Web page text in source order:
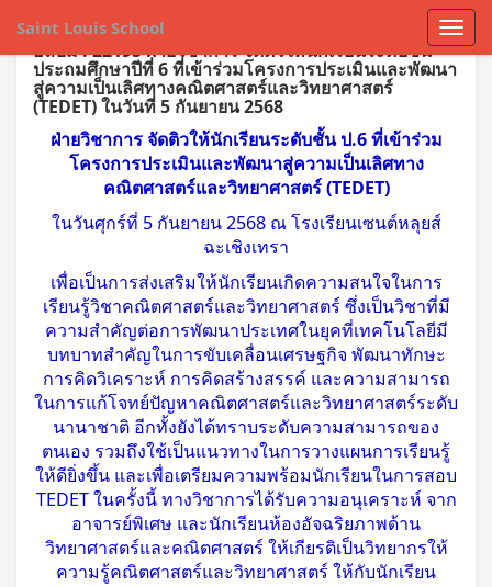
Saint Louis School
อัลบั้ม : 22195 ฝ่ายวิชาการ จัดติวให้นักเรียนระดับชั้น
ประถมศึกษาปีที่ 6 ที่เข้าร่วมโครงการประเมินและพัฒนา
สู่ความเป็นเลิศทางคณิตศาสตร์และวิทยาศาสตร์
(TEDET) ในวันที่ 5 กันยายน 2568
ฝ่ายวิชาการ จัดติวให้นักเรียนระดับชั้น ป.6 ที่เข้าร่วม
โครงการประเมินและพัฒนาสู่ความเป็นเลิศทาง
คณิตศาสตร์และวิทยาศาสตร์ (TEDET)
ในวันศุกร์ที่ 5 กันยายน 2568 ณ โรงเรียนเซนต์หลุยส์
ฉะเชิงเทรา
เพื่อเป็นการส่งเสริมให้นักเรียนเกิดความสนใจในการ
เรียนรู้วิชาคณิตศาสตร์และวิทยาศาสตร์ ซึ่งเป็นวิชาที่มี
ความสำคัญต่อการพัฒนาประเทศในยุคที่เทคโนโลยีมี
บทบาทสำคัญในการขับเคลื่อนเศรษฐกิจ พัฒนาทักษะ
การคิดวิเคราะห์ การคิดสร้างสรรค์ และความสามารถ
ในการแก้โจทย์ปัญหาคณิตศาสตร์และวิทยาศาสตร์ระดับ
นานาชาติ อีกทั้งยังได้ทราบระดับความสามารถของ
ตนเอง รวมถึงใช้เป็นแนวทางในการวางแผนการเรียนรู้
ให้ดียิ่งขึ้น และเพื่อเตรียมความพร้อมนักเรียนในการสอบ
TEDET ในครั้งนี้ ทางวิชาการได้รับความอนุเคราะห์ จาก
อาจารย์พิเศษ และนักเรียนห้องอัจฉริยภาพด้าน
วิทยาศาสตร์และคณิตศาสตร์ ให้เกียรติเป็นวิทยากรให้
ความรู้คณิตศาสตร์และวิทยาศาสตร์ ให้กับนักเรียน